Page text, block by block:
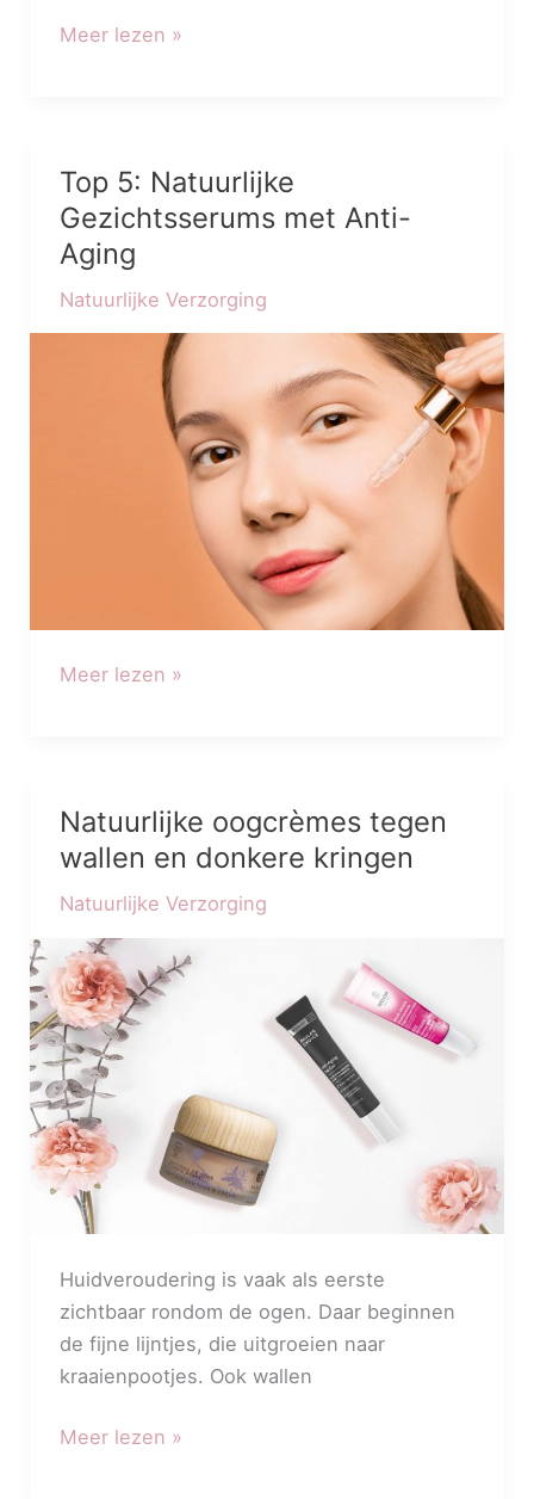
Meer lezen »
Top 5: Natuurlijke
Gezichtsserums met Anti-
Aging
Natuurlijke Verzorging
Top
5:
Natuurlijke
Gezichtsserums
met
Anti-
Meer lezen »
Natuurlijke oogcrèmes tegen
wallen en donkere kringen
Natuurlijke Verzorging
Huidveroudering is vaak als eerste
zichtbaar rondom de ogen. Daar beginnen
de fijne lijntjes, die uitgroeien naar
kraaienpootjes. Ook wallen
Natuurlijke
oogcrèmes
wallen
en
donkere
kringen
Meer lezen »